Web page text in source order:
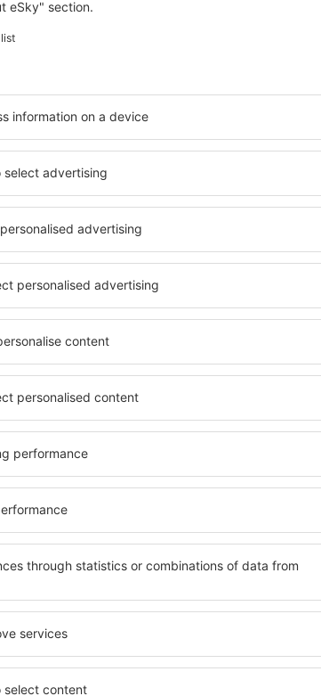
Waterfront Hotel Motel
14 srpna 2026, 2 noci
Zobrazit více hotelů in Broulee
nebude
a nabídkou all
a
přesně
hotelu.
bezplatného
jak v blízkosti
Jsou jako
Vyberte hotel
cestu už
Broulee –
Komplexní služby a
kritéria, která musí
Broulee jsou zárukou
dalších výhod pro hosty.
standardem se mohou
atrakce in Broulee tak
bezplatné parkování a
přesně podle svých
znamená mimo jiné i
atrakce pro děti. Nejlepší
skvělým řešením pro
služebně nebo chtějí
Jaké zařízení